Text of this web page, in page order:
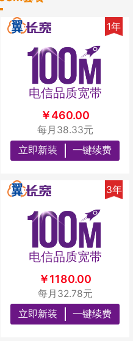
1年
电信品质宽带
￥460.00
每月38.33元
立即新装
一键续费
3年
电信品质宽带
￥1180.00
每月32.78元
立即新装
一键续费